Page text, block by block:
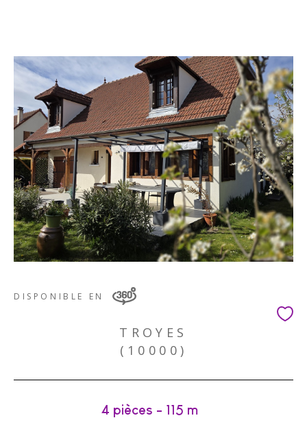
DISPONIBLE EN
TROYES
(10000)
4 pièces - 115 m²